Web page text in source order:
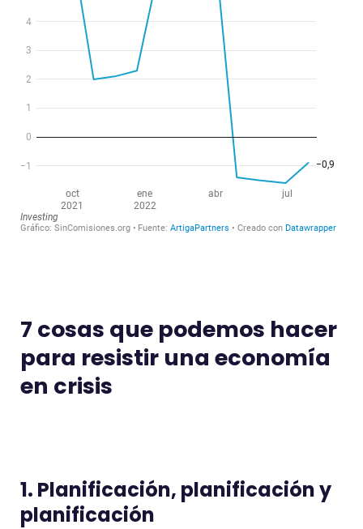
7 cosas que podemos hacer
para resistir una economía
en crisis
1. Planificación, planificación y
planificación